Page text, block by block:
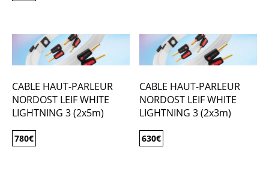
CABLE HAUT-PARLEUR
NORDOST LEIF WHITE
LIGHTNING 3 (2x5m)
780€
CABLE HAUT-PARLEUR
NORDOST LEIF WHITE
LIGHTNING 3 (2x3m)
630€